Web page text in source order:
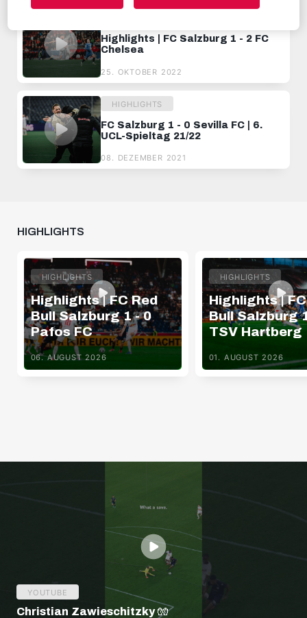
Highlights | FC Salzburg 1 - 2 FC
Chelsea
25. OKTOBER 2022
HIGHLIGHTS
FC Salzburg 1 - 0 Sevilla FC | 6.
UCL-Spieltag 21/22
08. DEZEMBER 2021
HIGHLIGHTS
HIGHLIGHTS
Highlights | FC Red
Bull Salzburg 1 - 0
Pafos FC
06. AUGUST 2026
HIGHLIGHTS
Highlights |
Bull Salzburg
TSV Hartberg
01. AUGUST 2026
YOUTUBE
Christian Zawieschitzky 🧤